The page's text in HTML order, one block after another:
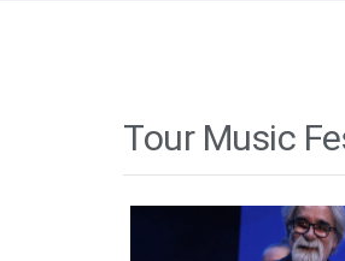
Tour Music